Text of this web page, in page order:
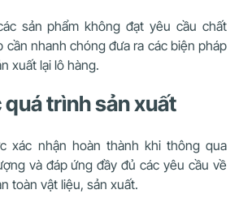
sản phẩm không đạt yêu cầu chất
cần nhanh chóng đưa ra các biện pháp
xuất lại lô hàng.
quá trình sản xuất
xác nhận hoàn thành khi thông qua
và đáp ứng đầy đủ các yêu cầu về
toàn vật liệu, sản xuất.